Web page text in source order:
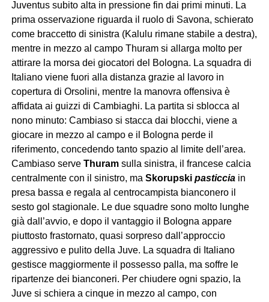
Juventus subito alta in pressione fin dai primi minuti. La
prima osservazione riguarda il ruolo di Savona, schierato
come braccetto di sinistra (Kalulu rimane stabile a destra),
mentre in mezzo al campo Thuram si allarga molto per
attirare la morsa dei giocatori del Bologna. La squadra di
Italiano viene fuori alla distanza grazie al lavoro in
copertura di Orsolini, mentre la manovra offensiva è
affidata ai guizzi di Cambiaghi. La partita si sblocca al
nono minuto: Cambiaso si stacca dai blocchi, viene a
giocare in mezzo al campo e il Bologna perde il
riferimento, concedendo tanto spazio al limite dell’area.
Cambiaso serve Thuramsulla sinistra, il francese calcia
centralmente con il sinistro, ma Skorupski pasticciain
presa bassa e regala al centrocampista bianconero il
sesto gol stagionale. Le due squadre sono molto lunghe
già dall’avvio, e dopo il vantaggio il Bologna appare
piuttosto frastornato, quasi sorpreso dall’approccio
aggressivo e pulito della Juve. La squadra di Italiano
gestisce maggiormente il possesso palla, ma soffre le
ripartenze dei bianconeri. Per chiudere ogni spazio, la
Juve si schiera a cinque in mezzo al campo, con